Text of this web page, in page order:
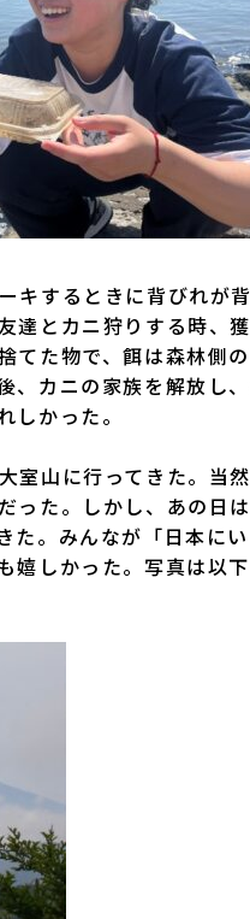
キするときに背びれが
達とカニ狩りする時、
てた物で、餌は森林側
、カニの家族を解放し
かった。
室山に行ってきた。当
った。しかし、あの日
。みんなが「日本にい
嬉しかった。写真は以